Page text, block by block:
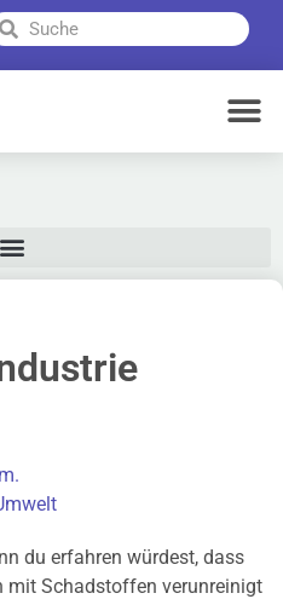
du erfahren würdest, dass
Schadstoffen verunreinigt